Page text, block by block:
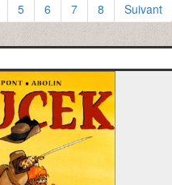
5 6 7 8 Suivant